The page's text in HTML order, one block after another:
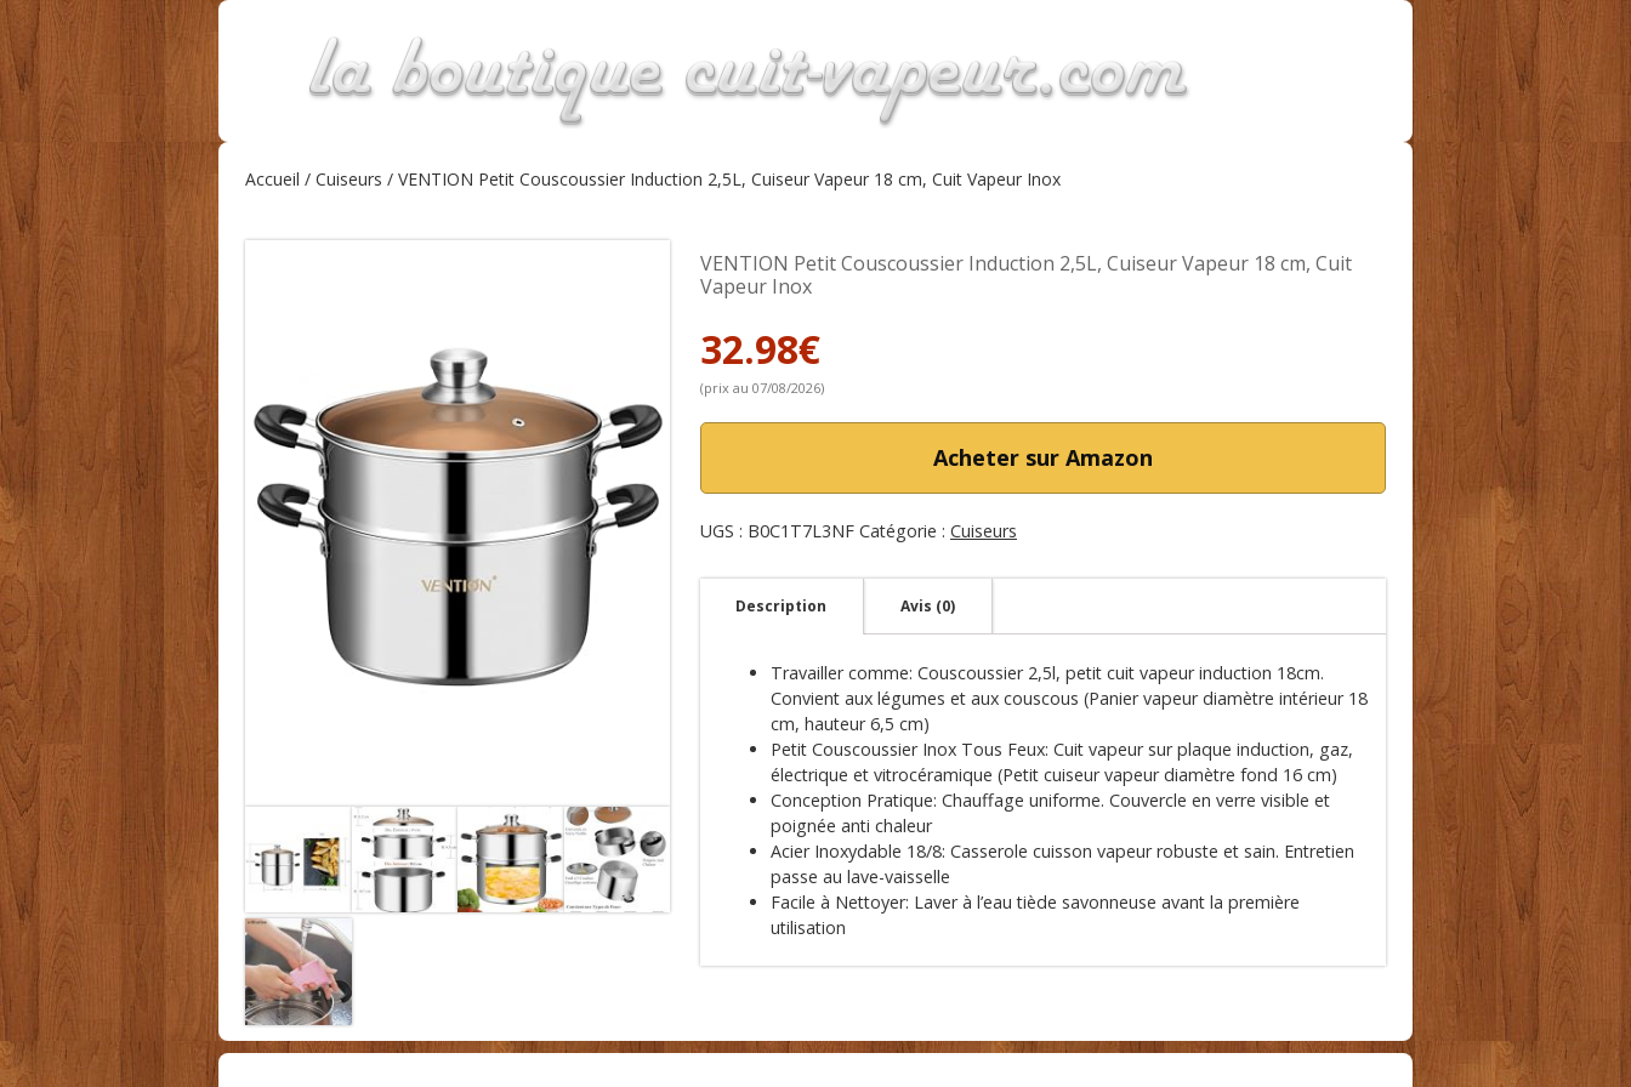
Accueil / Cuiseurs / VENTION Petit Couscoussier Induction 2,5L, Cuiseur Vapeur 18 cm, Cuit Vapeur Inox
VENTION Petit Couscoussier Induction 2,5L, Cuiseur Vapeur 18 cm, Cuit
Vapeur Inox
32.98€
(prix au 07/08/2026)
Acheter sur Amazon
UGS : B0C1T7L3NF Catégorie : Cuiseurs
Description Avis (0)
Travailler comme: Couscoussier 2,5l, petit cuit vapeur induction 18cm.
Convient aux légumes et aux couscous (Panier vapeur diamètre intérieur 18
cm, hauteur 6,5 cm)
Petit Couscoussier Inox Tous Feux: Cuit vapeur sur plaque induction, gaz,
électrique et vitrocéramique (Petit cuiseur vapeur diamètre fond 16 cm)
Conception Pratique: Chauffage uniforme. Couvercle en verre visible et
poignée anti chaleur
Acier Inoxydable 18/8: Casserole cuisson vapeur robuste et sain. Entretien
passe au lave-vaisselle
Facile à Nettoyer: Laver à l’eau tiède savonneuse avant la première
utilisation